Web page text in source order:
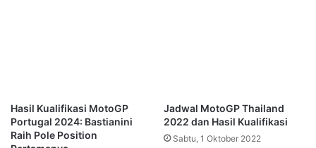
Hasil Kualifikasi MotoGP
Portugal 2024: Bastianini
Raih Pole Position
Jadwal MotoGP Thailand
2022 dan Hasil Kualifikasi
Sabtu, 1 Oktober 2022